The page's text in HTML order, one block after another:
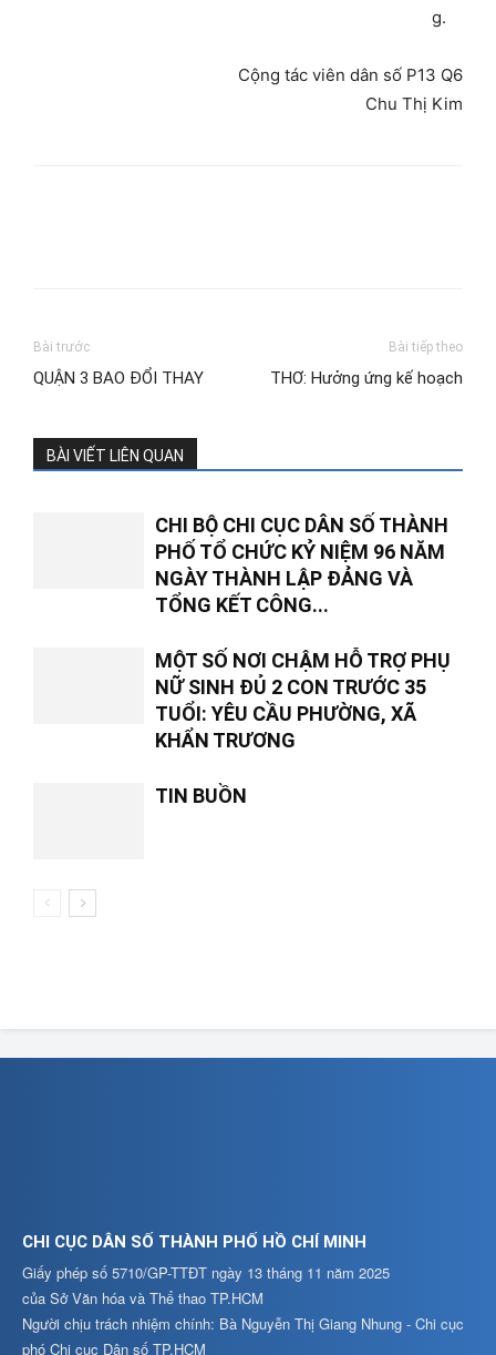
g.
Cộng tác viên dân số P13 Q6
Chu Thị Kim
Bài trước
QUẬN 3 BAO ĐỔI THAY
Bài tiếp theo
THƠ: Hưởng ứng kế hoạch
BÀI VIẾT LIÊN QUAN
CHI BỘ CHI CỤC DÂN SỐ THÀNH
PHỐ TỔ CHỨC KỶ NIỆM 96 NĂM
NGÀY THÀNH LẬP ĐẢNG VÀ
TỔNG KẾT CÔNG...
MỘT SỐ NƠI CHẬM HỖ TRỢ PHỤ
NỮ SINH ĐỦ 2 CON TRƯỚC 35
TUỔI: YÊU CẦU PHƯỜNG, XÃ
KHẨN TRƯƠNG
TIN BUỒN
CHI CỤC DÂN SỐ THÀNH PHỐ HỒ CHÍ MINH
Giấy phép số 5710/GP-TTĐT ngày 13 tháng 11 năm 2025
của Sở Văn hóa và Thể thao TP.HCM
Người chịu trách nhiệm chính: Bà Nguyễn Thị Giang Nhung - Chi cục
phó Chi cục Dân số TP.HCM